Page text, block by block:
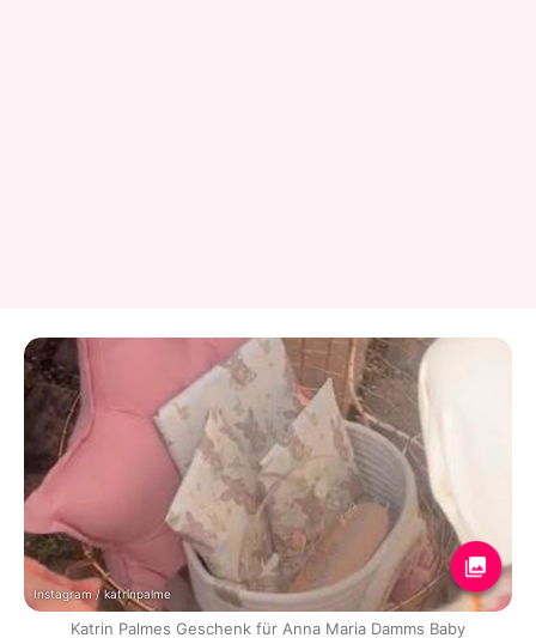
Instagram / katrinpalme
Katrin Palmes Geschenk für Anna Maria Damms Baby